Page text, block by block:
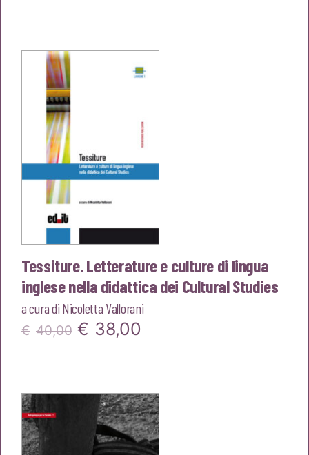
è:
Tessiture. Letterature e culture di lingua
inglese nella didattica dei Cultural Studies
a cura di Nicoletta Vallorani
€ 40,00 Il
era:
€40,00.
€ 38,00
è:
€38,00.